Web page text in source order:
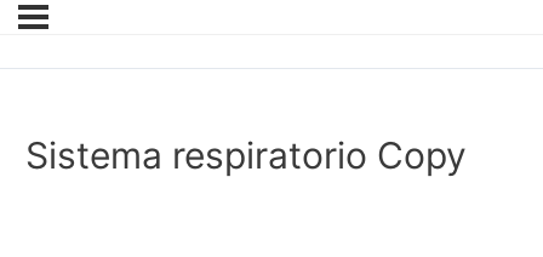
Sistema respiratorio Copy